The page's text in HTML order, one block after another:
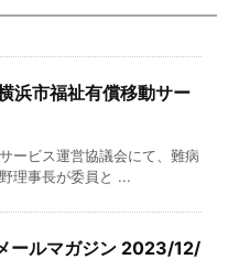
浜市福祉有償移動サー
ービス運営協議会にて、難病
理事長が委員と ...
ールマガジン 2023/12/